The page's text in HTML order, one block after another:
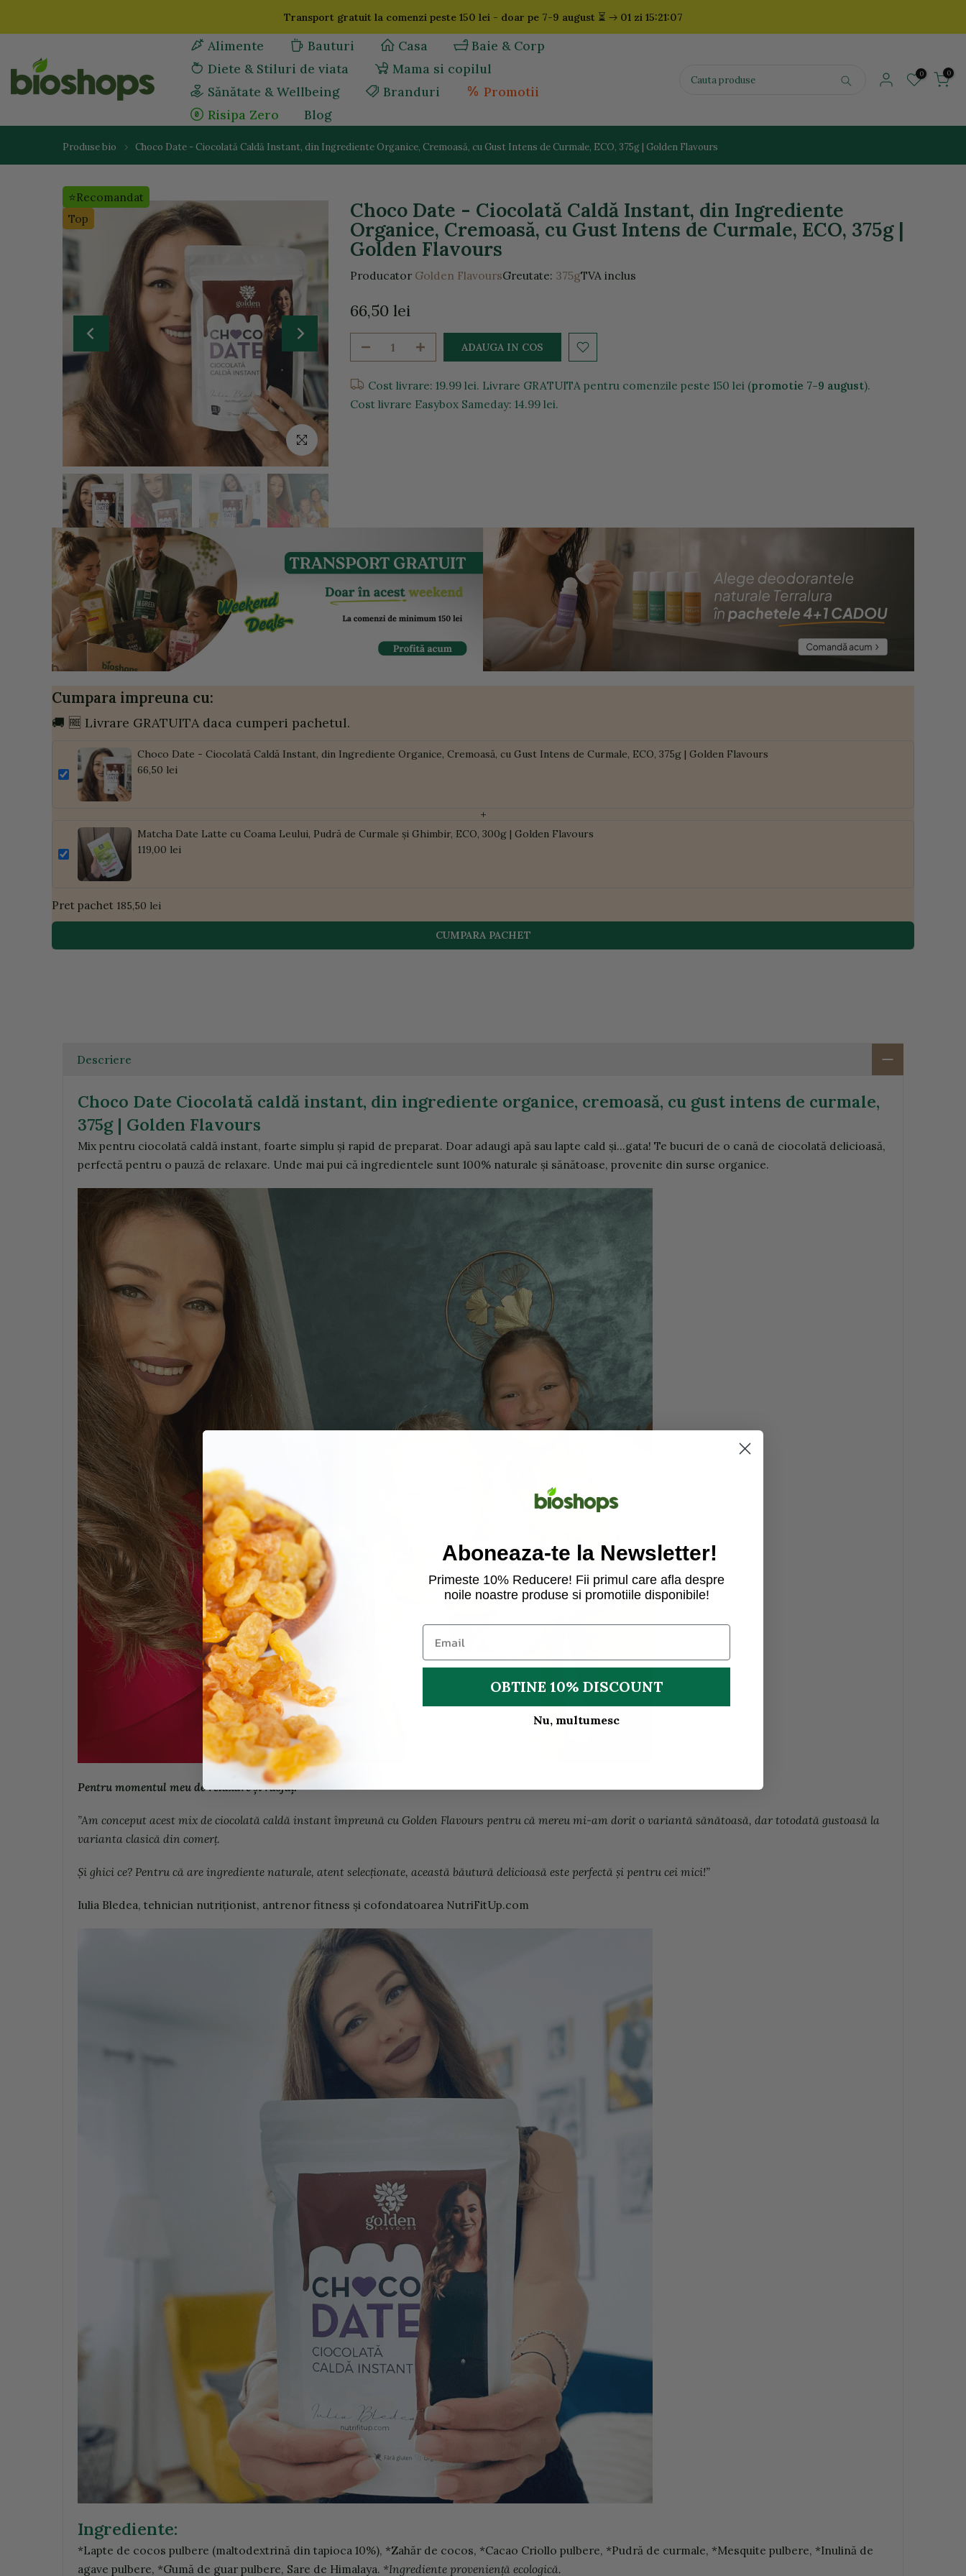
la
Transport gratuit la comenzi peste 150 lei - doar pe 7-9 august ⏳ 01 zi 15:21:05
Alimente Bauturi Casa
Baie & Corp
Diete & Stiluri de viata
Mama si copilul
Sănătate & Wellbeing
Branduri
Promotii
Risipa Zero
Blog
0 0
Produse bio Choco Date - Ciocolată Caldă Instant, din Ingrediente Organice, Cremoasă, cu Gust Intens de Curmale, ECO, 375g | Golden Flavours
⭐Recomandat
Top
Click pentru a mari
Choco Date - Ciocolată Caldă Instant, din Ingrediente
Organice, Cremoasă, cu Gust Intens de Curmale, ECO, 375g |
Golden Flavours
Producator Golden FlavoursGreutate: 375gTVA inclus
66,50 lei
ADAUGA IN COS
Cost livrare: 19.99 lei. Livrare GRATUITA pentru comenzile peste 150 lei (promotie 7-9 august).
Cost livrare Easybox Sameday: 14.99 lei.
Cumpara impreuna cu:
🚚 🆓 Livrare GRATUITA daca cumperi pachetul.
Choco Date - Ciocolată Caldă Instant, din Ingrediente Organice, Cremoasă, cu Gust Intens de Curmale, ECO, 375g | Golden Flavours
66,50 lei
+
Matcha Date Latte cu Coama Leului, Pudră de Curmale și Ghimbir, ECO, 300g | Golden Flavours
119,00 lei
Pret pachet 185,50 lei
CUMPARA PACHET
Descriere
Choco Date Ciocolată caldă instant, din ingrediente organice, cremoasă, cu gust intens de curmale,
375g | Golden Flavours
Mix pentru ciocolată caldă instant, foarte simplu și rapid de preparat. Doar adaugi apă sau lapte cald și...gata! Te bucuri de o cană de ciocolată delicioasă,
perfectă pentru o pauză de relaxare. Unde mai pui că ingredientele sunt 100% naturale și sănătoase, provenite din surse organice.
Pentru momentul meu de relaxare și răsfăț!
”Am conceput acest mix de ciocolată caldă instant împreună cu Golden Flavours pentru că mereu mi-am dorit o variantă sănătoasă, dar totodată gustoasă la
varianta clasică din comerț.
Și ghici ce? Pentru că are ingrediente naturale, atent selecționate, această băutură delicioasă este perfectă și pentru cei mici!”
Iulia Bledea, tehnician nutriționist, antrenor fitness și cofondatoarea NutriFitUp.com
Ingrediente:
*Lapte de cocos pulbere (maltodextrină din tapioca 10%), *Zahăr de cocos, *Cacao Criollo pulbere, *Pudră de curmale, *Mesquite pulbere, *Inulină de
agave pulbere, *Gumă de guar pulbere, Sare de Himalaya. *Ingrediente proveniență ecologică.
Aboneaza-te la Newsletter!
Primeste 10% Reducere! Fii primul care afla despre
noile noastre produse si promotiile disponibile!
OBTINE 10% DISCOUNT
Nu, multumesc